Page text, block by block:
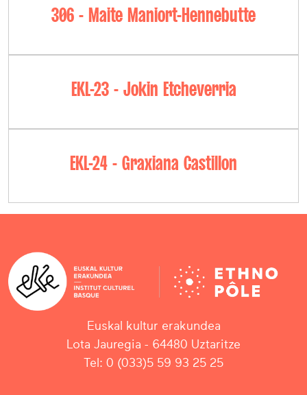
306 - Maite Maniort-Hennebutte
EKL-23 - Jokin Etcheverria
EKL-24 - Graxiana Castillon
Euskal kultur erakundea
Lota Jauregia - 64480 Uztaritze
Tel: 0 (033)5 59 93 25 25